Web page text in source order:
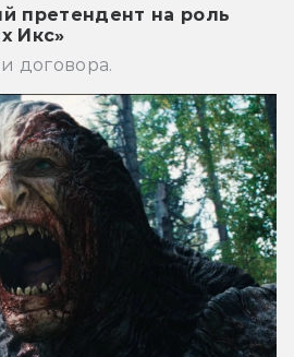
претендент на роль
Икс»
договора.